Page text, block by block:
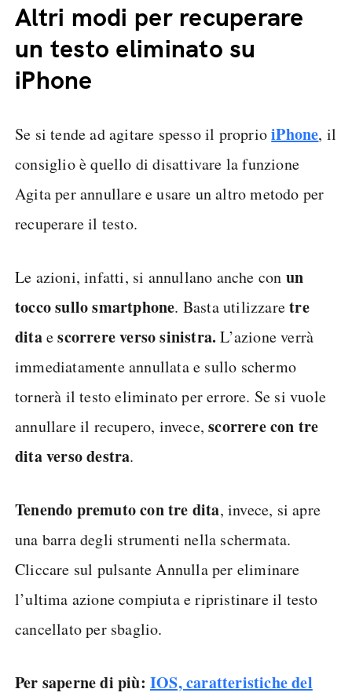
Altri modi per recuperare
un testo eliminato su
iPhone
Se si tende ad agitare spesso il proprioiPhone, il
consiglio è quello di disattivare la funzione
Agita per annullare e usare un altro metodo per
recuperare il testo.
Le azioni, infatti, si annullano anche con un
tocco sullo smartphone. Basta utilizzaretre
ditaescorrere verso sinistra. L’azione verrà
immediatamente annullata e sullo schermo
tornerà il testo eliminato per errore. Se si vuole
annullare il recupero, invece,scorrere con tre
dita verso destra.
Tenendo premuto con tre dita, invece, si apre
una barra degli strumenti nella schermata.
Cliccare sul pulsante Annulla per eliminare
l’ultima azione compiuta e ripristinare il testo
cancellato per sbaglio.
Per saperne di più: IOS, caratteristiche del